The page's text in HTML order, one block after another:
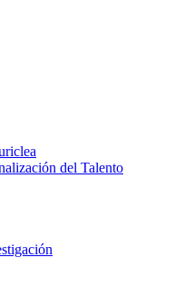
del Talento